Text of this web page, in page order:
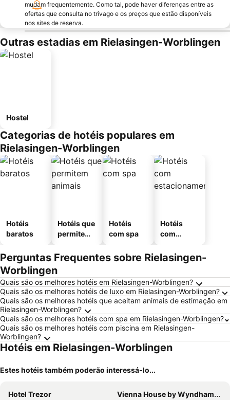
mudam frequentemente. Como tal, pode haver diferenças entre as
ofertas que consulta no trivago e os preços que estão disponíveis
nos sites de reserva.
Outras estadias em Rielasingen-Worblingen
Hostel
Categorias de hotéis populares em
Rielasingen-Worblingen
Hotéis
baratos
Hotéis que
permitem
Hotéis
com spa
Hotéis
com
mento
Perguntas Frequentes sobre Rielasingen-
Worblingen
Quais são os melhores hotéis em Rielasingen-Worblingen?
Quais são os melhores hotéis de luxo em Rielasingen-Worblingen?
Quais são os melhores hotéis que aceitam animais de estimação em
Rielasingen-Worblingen?
Quais são os melhores hotéis com spa em Rielasingen-Worblingen?
Quais são os melhores hotéis com piscina em Rielasingen-
Worblingen?
Hotéis em Rielasingen-Worblingen
Estes hotéis também poderão interessá-lo...
Hotel Trezor
Vienna House by Wyndham Zur Bleiche Schaffhausen